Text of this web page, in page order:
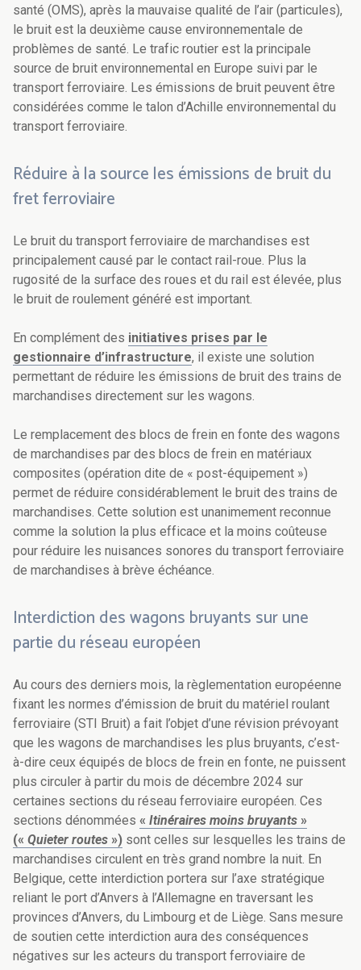
santé (OMS), après la mauvaise qualité de l’air (particules),
le bruit est la deuxième cause environnementale de
problèmes de santé. Le trafic routier est la principale
source de bruit environnemental en Europe suivi par le
transport ferroviaire. Les émissions de bruit peuvent être
considérées comme le talon d’Achille environnemental du
transport ferroviaire.
Réduire à la source les émissions de bruit du
fret ferroviaire
Le bruit du transport ferroviaire de marchandises est
principalement causé par le contact rail-roue. Plus la
rugosité de la surface des roues et du rail est élevée, plus
le bruit de roulement généré est important.
En complément des initiatives prises par le
gestionnaire d’infrastructure, il existe une solution
permettant de réduire les émissions de bruit des trains de
marchandises directement sur les wagons.
Le remplacement des blocs de frein en fonte des wagons
de marchandises par des blocs de frein en matériaux
composites (opération dite de « post-équipement »)
permet de réduire considérablement le bruit des trains de
marchandises. Cette solution est unanimement reconnue
comme la solution la plus efficace et la moins coûteuse
pour réduire les nuisances sonores du transport ferroviaire
de marchandises à brève échéance.
Interdiction des wagons bruyants sur une
partie du réseau européen
Au cours des derniers mois, la règlementation européenne
fixant les normes d’émission de bruit du matériel roulant
ferroviaire (STI Bruit) a fait l’objet d’une révision prévoyant
que les wagons de marchandises les plus bruyants, c’est-
à-dire ceux équipés de blocs de frein en fonte, ne puissent
plus circuler à partir du mois de décembre 2024 sur
certaines sections du réseau ferroviaire européen. Ces
sections dénommées « Itinéraires moins bruyants »
(« Quieter routes ») sont celles sur lesquelles les trains de
marchandises circulent en très grand nombre la nuit. En
Belgique, cette interdiction portera sur l’axe stratégique
reliant le port d’Anvers à l’Allemagne en traversant les
provinces d’Anvers, du Limbourg et de Liège. Sans mesure
de soutien cette interdiction aura des conséquences
négatives sur les acteurs du transport ferroviaire de